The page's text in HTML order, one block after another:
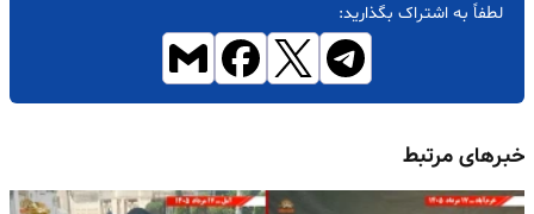
لطفاً به اشتراک بگذارید:
خبرهای مرتبط